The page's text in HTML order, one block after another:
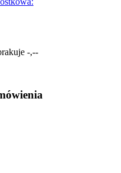
-,--